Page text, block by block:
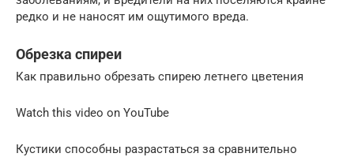
редко и не наносят им ощутимого вреда.
Обрезка спиреи
Как правильно обрезать спирею летнего цветения
Watch this video on YouTube
Кустики способны разрастаться за сравнительно